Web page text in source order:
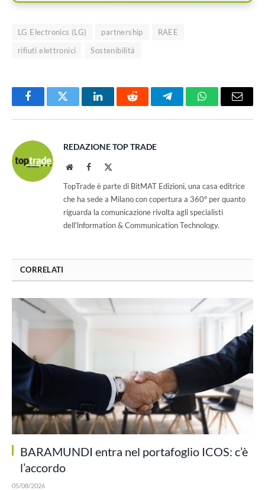
LG Electronics (LG) partnership
RAEE
rifiuti elettronici
Sostenibilità
FacebookTwitter LinkedInReddit TelegramWhatsAppEmail
REDAZIONE TOP TRADE
WebsiteFacebook
TopTrade è parte di BitMAT Edizioni, una casa editrice
che ha sede a Milano con copertura a 360° per quanto
riguarda la comunicazione rivolta agli specialisti
dell'lnformation & Communication Technology.
CORRELATI
BARAMUNDI entra nel portafoglio ICOS: c’è
l’accordo
05/08/2026